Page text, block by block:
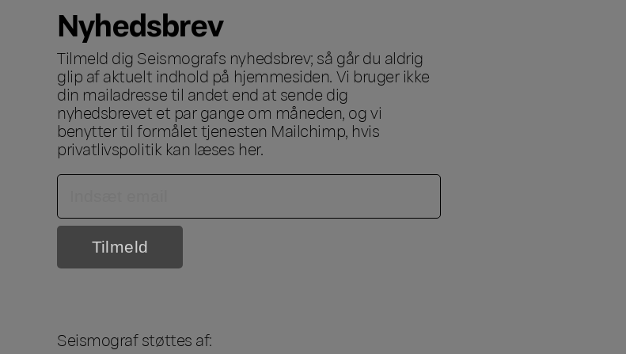
Nyhedsbrev
Tilmeld dig Seismografs nyhedsbrev; så går du aldrig
glip af aktuelt indhold på hjemmesiden. Vi bruger ikke
din mailadresse til andet end at sende dig
nyhedsbrevet et par gange om måneden, og vi
benytter til formålet tjenesten Mailchimp, hvis
privatlivspolitik kan læses her.
Seismograf støttes af: